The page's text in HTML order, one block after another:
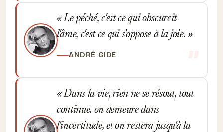
Le péché, c'est ce qui obscurcit
l'âme, c'est ce qui s'oppose à la joie.
ANDRÉ GIDE
Dans la vie, rien ne se résout, tout
continue. on demeure dans
l'incertitude, et on restera jusqu'à la